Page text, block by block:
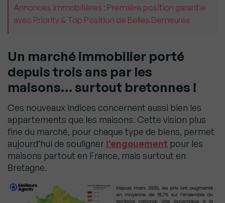
Annonces immobilières : Première position garantie
avec Priority & Top Position de Belles Demeures
Un marché immobilier porté
depuis trois ans par les
maisons… surtout bretonnes !
Ces nouveaux indices concernent aussi bien les
appartements que les maisons. Cette vision plus
fine du marché, pour chaque type de biens, permet
aujourd’hui de souligner l’engouement pour les
maisons partout en France, mais surtout en
Bretagne.